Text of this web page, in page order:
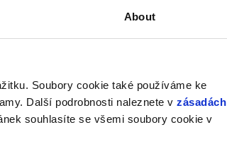
About
Soubory cookie také používáme ke
Další podrobnosti naleznete v zásadách
souhlasíte se všemi soubory cookie v